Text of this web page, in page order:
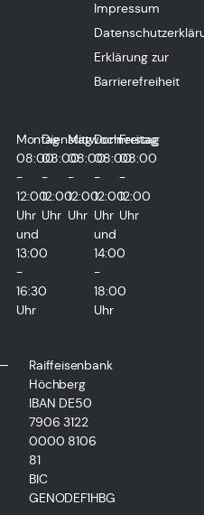
Impressum
Erklärung zur
Barrierefreiheit
Montag
08:00
-
12:00
Uhr
und
13:00
-
16:30
Uhr
Dienstag
08:00
-
12:00
Uhr
Mittwoch
08:00
-
12:00
Uhr
Donnerstag
08:00
-
12:00
Uhr
und
14:00
-
18:00
Uhr
Freitag
08:00
-
12:00
Uhr
Raiffeisenbank
Höchberg
IBAN DE50
7906 3122
0000 8106
81
BIC
GENODEF1HBG